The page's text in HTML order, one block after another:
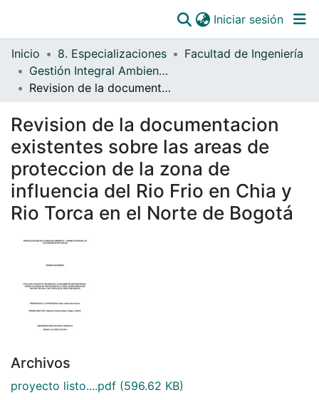
Todo DSpace
Estadísticas
Catálogo
OJS
Paz y salvos
Iniciar sesión
Inicio 8. Especializaciones
Facultad de Ingeniería
Gestión Integral Ambiental
Revision de la documentacion existentes sobre las areas de proteccion de la zona de influencia del Rio Frio en Chia y Rio Torca en el Norte de Bogotá
Revision de la documentacion
existentes sobre las areas de
proteccion de la zona de
influencia del Rio Frio en Chia y
Rio Torca en el Norte de Bogotá
Archivos
proyecto listo....pdf (596.62 KB)